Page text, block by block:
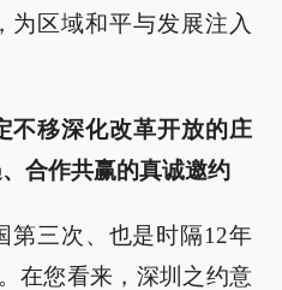
为区域和平与发展注入
不移深化改革开放的庄
合作共赢的真诚邀约
第三次、也是时隔12年
在您看来，深圳之约意